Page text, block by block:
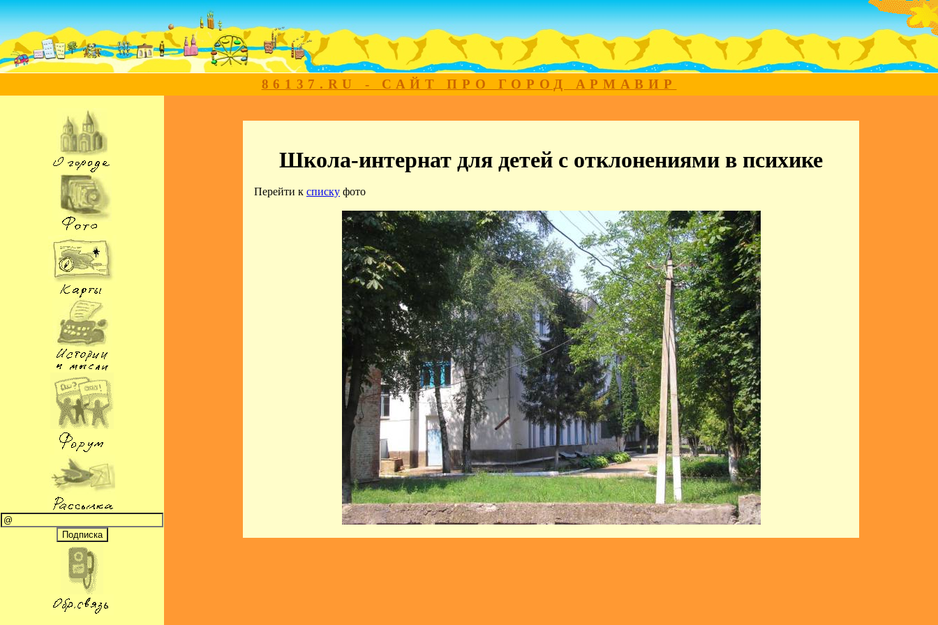
86137.RU - САЙТ ПРО ГОРОД АРМАВИР
Школа-интернат для детей с отклонениями в психике
Перейти к списку фото